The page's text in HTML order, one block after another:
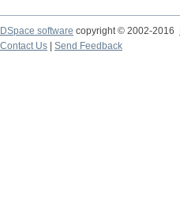
DSpace software copyright © 2002-2016
Contact Us
Send Feedback